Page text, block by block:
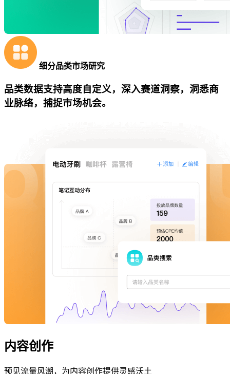
细分品类市场研究
品类数据支持高度自定义，深入赛道洞察，洞悉商
业脉络，捕捉市场机会。
内容创作
预见流量风潮，为内容创作提供灵感沃土